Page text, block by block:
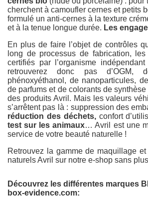
cherchent à camoufler cernes et petits
formulé un anti-cernes à la texture
et à la tenue longue durée. Les
En plus de faire l’objet de contrôles
long de processus de fabrication,
certifiés par l’organisme indépendant
retrouverez donc pas d’OGM,
phénoxyéthanol, de nanoparticules,
de parfums et de colorants de
des produits Avril. Mais les valeurs
s’arrêtent pas là : suppression des
réduction des déchets,confort
test sur les animaux… Avril est une
service de votre beauté naturelle !
Retrouvez la gamme de maquillage
naturels Avril sur notre e-shop sans
Découvrez les différentes marques
box-evidence.com: